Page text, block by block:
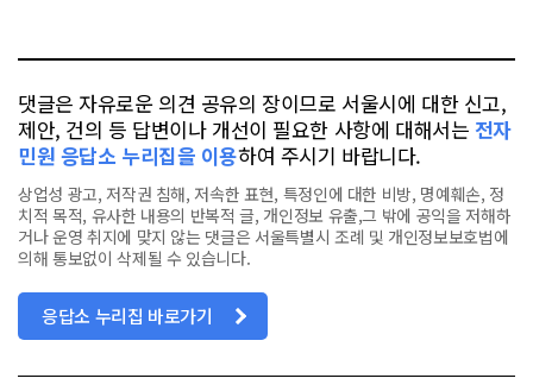
댓글은 자유로운 의견 공유의 장이므로 서울시에 대한 신고,
제안, 건의 등 답변이나 개선이 필요한 사항에 대해서는 전자
민원 응답소 누리집을 이용하여 주시기 바랍니다.
상업성 광고, 저작권 침해, 저속한 표현, 특정인에 대한 비방, 명예훼손, 정
치적 목적, 유사한 내용의 반복적 글, 개인정보 유출,그 밖에 공익을 저해하
거나 운영 취지에 맞지 않는 댓글은 서울특별시 조례 및 개인정보보호법에
의해 통보없이 삭제될 수 있습니다.
응답소 누리집 바로가기